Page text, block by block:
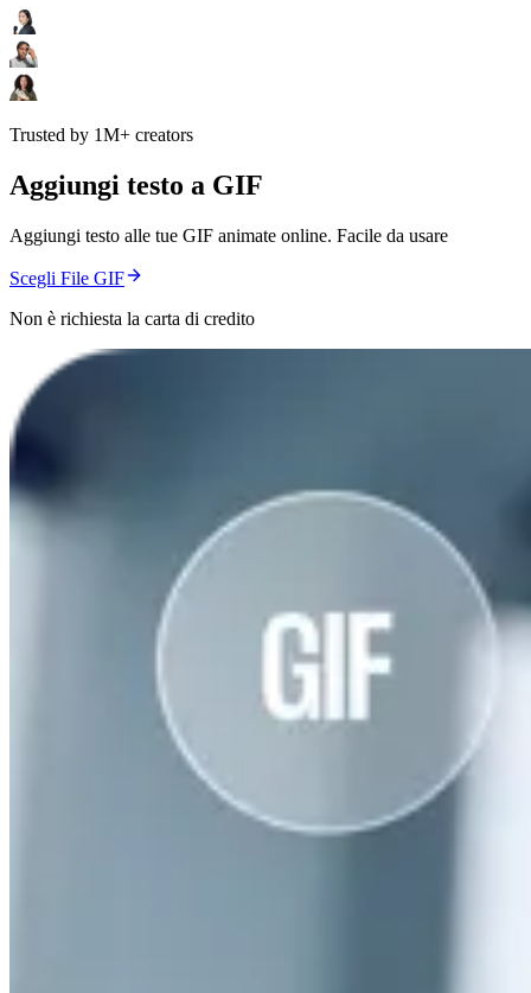
Trusted by 1M+ creators
Aggiungi testo a GIF
Aggiungi testo alle tue GIF animate online. Facile da usare
Scegli File GIF
Non è richiesta la carta di credito